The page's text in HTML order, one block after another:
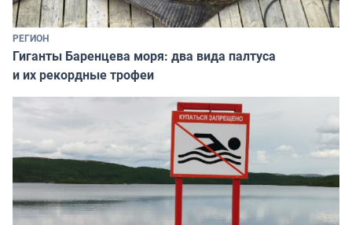
РЕГИОН
Гиганты Баренцева моря: два вида палтуса
и их рекордные трофеи